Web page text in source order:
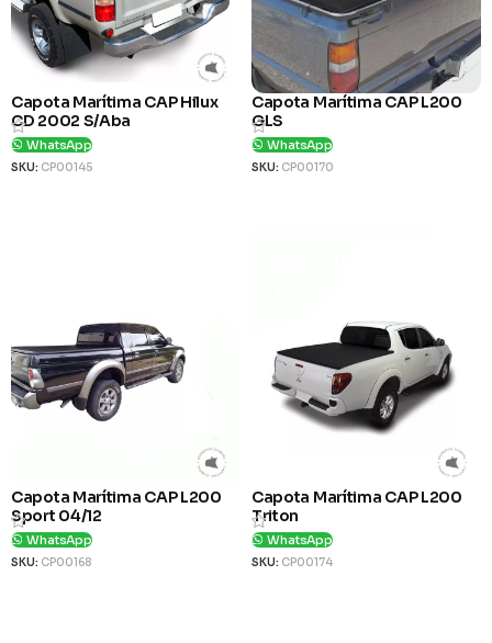
Capota Marítima CAP Hilux
CD 2002 S/Aba
WhatsApp
SKU: CP00145
Capota Marítima CAP L200
GLS
WhatsApp
SKU: CP00170
Capota Marítima CAP L200
Sport 04/12
WhatsApp
SKU: CP00168
Capota Marítima CAP L200
Triton
WhatsApp
SKU: CP00174